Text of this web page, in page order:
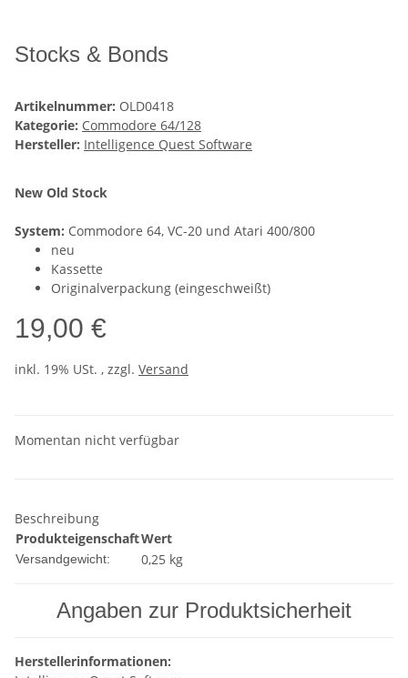
Stocks & Bonds
Artikelnummer: OLD0418
Kategorie: Commodore 64/128
Hersteller: Intelligence Quest Software
New Old Stock
System: Commodore 64, VC-20 und Atari 400/800
neu
Kassette
Originalverpackung (eingeschweißt)
19,00 €
inkl. 19% USt. , zzgl. Versand
Momentan nicht verfügbar
Beschreibung
ProdukteigenschaftWert
Versandgewicht: 0,25 kg
Angaben zur Produktsicherheit
Herstellerinformationen: